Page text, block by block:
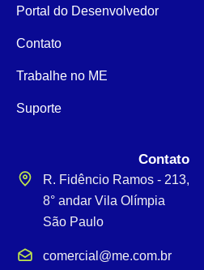
Portal do Desenvolvedor
Contato
Trabalhe no ME
Suporte
Contato
R. Fidêncio Ramos - 213,
8° andar Vila Olímpia
São Paulo
comercial@me.com.br